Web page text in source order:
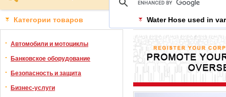
Категории товаров
Автомобили и мотоциклы
Банковское оборудование
Безопасность и защита
Бизнес-услуги
Water Hose used in